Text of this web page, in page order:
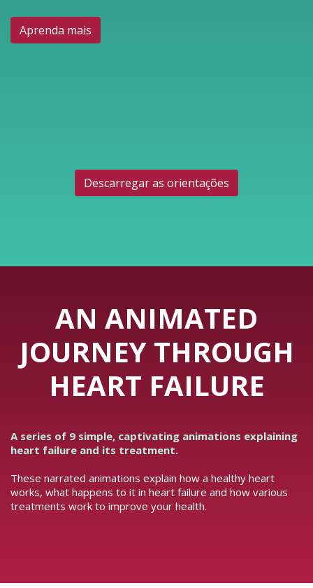
Aprenda mais
Descarregar as orientações
AN ANIMATED
JOURNEY THROUGH
HEART FAILURE
A series of 9 simple, captivating animations explaining
heart failure and its treatment.
These narrated animations explain how a healthy heart
works, what happens to it in heart failure and how various
treatments work to improve your health.